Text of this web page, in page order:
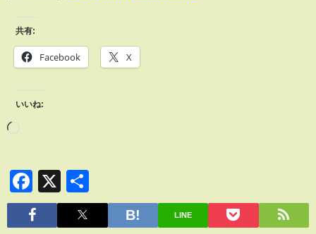
共有:
Facebook X
いいね:
Facebook
X
有
LINE